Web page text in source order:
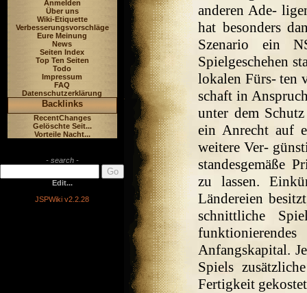
Anmelden
Über uns
Wiki-Etiquette
Verbesserungsvorschläge
Eure Meinung
News
Seiten Index
Top Ten Seiten
Todo
Impressum
FAQ
Datenschutzerklärung
Backlinks
RecentChanges
Gelöschte Seit...
Vorteile Nacht...
- search -
Edit...
JSPWiki v2.2.28
anderen Ade-
hat besonders
Szenario ein
Spielgeschehen
lokalen Fürs- ten
schaft in
unter dem
ein Anrecht auf
weitere Ver-
standesgemäße
zu lassen.
Ländereien
schnittliche
Anfangskapital.
Spiels
Fertigkeit